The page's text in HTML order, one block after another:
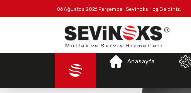
06 Ağustos 2026 Perşembe | Sevinoks Hoş Geldiniz.
Tüm
Hakkımızdaİletişim
Anasayfa